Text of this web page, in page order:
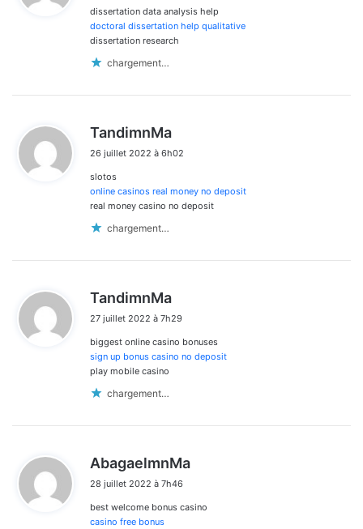
:
dissertation data analysis help
doctoral dissertation help qualitative
dissertation research
chargement…
TandimnMa
t
:
26 juillet 2022 à 6h02
slotos
online casinos real money no deposit
real money casino no deposit
chargement…
TandimnMa
t
:
27 juillet 2022 à 7h29
biggest online casino bonuses
sign up bonus casino no deposit
play mobile casino
chargement…
AbagaelmnMa
28 juillet 2022 à 7h46
best welcome bonus casino
casino free bonus